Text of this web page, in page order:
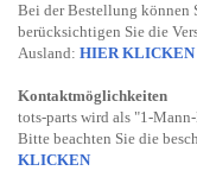
Bei der Bestellung können
berücksichtigen Sie die
Ausland: HIER KLICKEN
Kontaktmöglichkeiten
tots-parts wird als "1-
Bitte beachten Sie die
KLICKEN